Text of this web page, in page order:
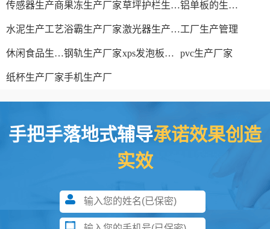
传感器生产商果冻生产厂家 草坪护栏生产厂家 铝单板的生产厂家
水泥生产工艺浴霸生产厂家 激光器生产厂家工厂生产管理
休闲食品生产线钢轨生产厂家 xps发泡板材生产线 pvc生产厂家
纸杯生产厂家手机生产厂
手把手落地式辅导承诺效果创造
实效